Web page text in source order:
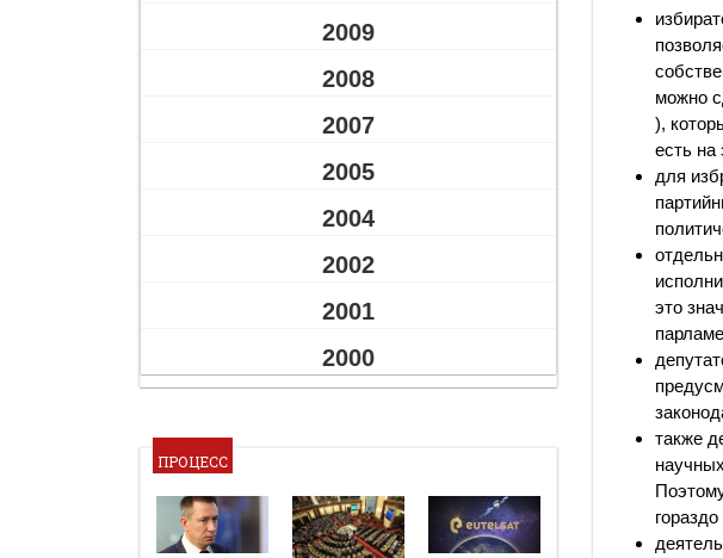
2009
2008
2007
2005
2004
2002
2001
2000
ПРОЦЕСС
можно
),
есть
для
это
также